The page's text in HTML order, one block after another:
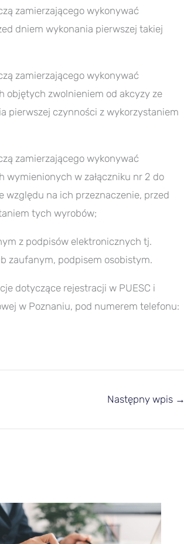
zamierzającego wykonywać
dniem wykonania pierwszej takiej
zamierzającego wykonywać
objętych zwolnieniem od akcyzy ze
pierwszej czynności z wykorzystaniem
zamierzającego wykonywać
w załączniku nr 2 do
względu na ich przeznaczenie, przed
tych wyrobów;
z podpisów elektronicznych tj.
zaufanym, podpisem osobistym.
dotyczące rejestracji w PUESC i
w Poznaniu, pod numerem telefonu:
Następny wpis →